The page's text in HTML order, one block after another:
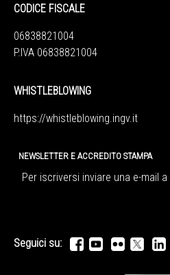
CODICE FISCALE
06838821004
P.IVA 06838821004
WHISTLEBLOWING
https://whistleblowing.ingv.it
NEWSLETTER E ACCREDITO STAMPA
Per iscriversi inviare una e-mail a
Seguici su: